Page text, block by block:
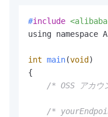
#include
using namespace
int main(void )
{
/* OSS アカウ
/*